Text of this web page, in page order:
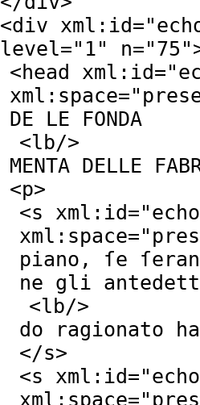
<div xml:id="
level=" 1" n="75
<head xml:id="
xml:space="
DE LE FONDA
<lb/>
MENTA DELLE
<p>
<s xml:id="
xml:space="
piano, ſe
ne gli
<lb/>
do ragionato
</s>
<s xml:id="
xml:space="